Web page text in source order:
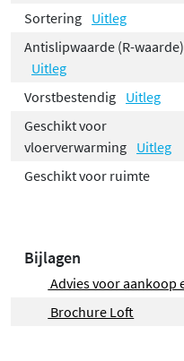
Sortering Uitleg
Antislipwaarde (R-waarde)
Uitleg
Vorstbestendig Uitleg
Geschikt voor
vloerverwarming Uitleg
Geschikt voor ruimte
Bijlagen
Advies voor aankoop
Brochure Loft